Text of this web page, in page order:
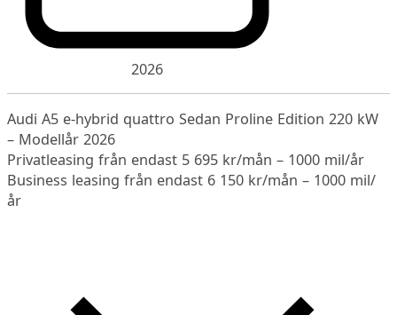
2026
Audi A5 e-hybrid quattro Sedan Proline Edition 220 kW
– Modellår 2026
Privatleasing från endast 5 695 kr/mån – 1000 mil/år
Business leasing från endast 6 150 kr/mån – 1000 mil/
år